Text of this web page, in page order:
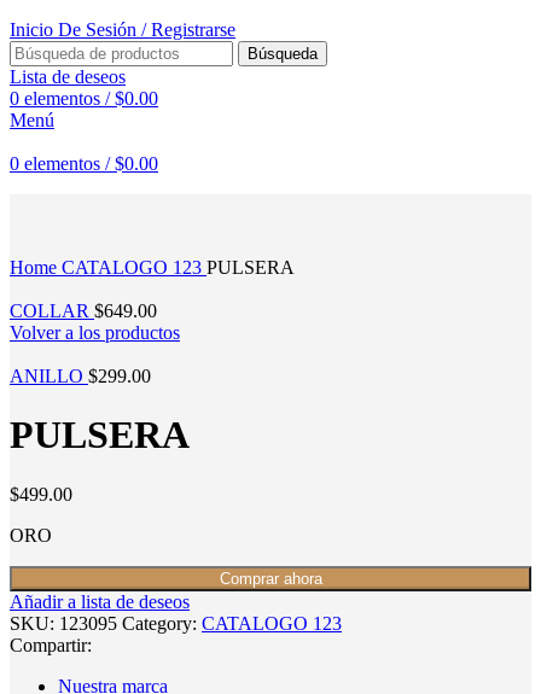
Inicio De Sesión / Registrarse
Búsqueda
Lista de deseos
0 elementos / $0.00
Menú
0 elementos / $0.00
Home CATALOGO 123 PULSERA
COLLAR $649.00
Volver a los productos
ANILLO $299.00
PULSERA
$499.00
ORO
Comprar ahora
Añadir a lista de deseos
SKU: 123095 Category: CATALOGO 123
Compartir:
Nuestra marca